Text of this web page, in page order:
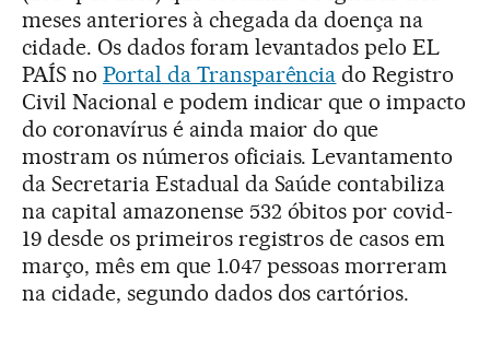
meses anteriores à chegada da doença na
cidade. Os dados foram levantados pelo EL
PAÍS no Portal da Transparência do Registro
Civil Nacional e podem indicar que o impacto
do coronavírus é ainda maior do que
mostram os números oficiais. Levantamento
da Secretaria Estadual da Saúde contabiliza
na capital amazonense 532 óbitos por covid-
19 desde os primeiros registros de casos em
março, mês em que 1.047 pessoas morreram
na cidade, segundo dados dos cartórios.